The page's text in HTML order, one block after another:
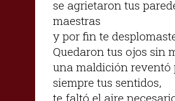
se agrietaron tus
maestras
y por fin te
Quedaron tus ojos sin
una maldición reventó
siempre tus sentidos,
te faltó el aire